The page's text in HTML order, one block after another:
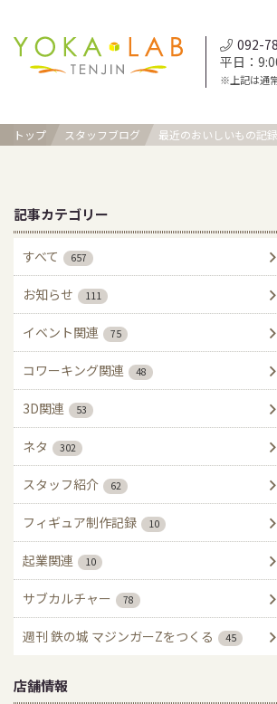
092-
平日：
※上記は通
トップ スタッフブログ 最近のおいしいもの記録
記事カテゴリー
すべて 657
お知らせ 111
イベント関連 75
コワーキング関連 48
3D関連 53
ネタ 302
スタッフ紹介 62
フィギュア制作記録 10
起業関連 10
サブカルチャー 78
週刊 鉄の城 マジンガーZをつくる 45
店舗情報